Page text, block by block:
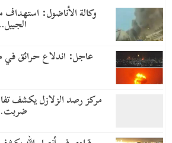
وكالة الأناضول:
عاجل: اندلاع حرائق في
مركز رصد الزلازل يكشف